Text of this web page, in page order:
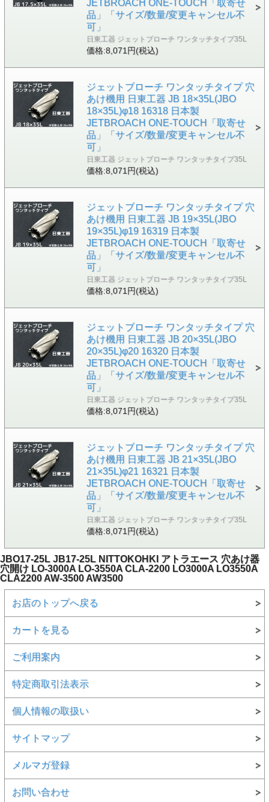
JETBROACH ONE-TOUCH「取寄せ
品」「サイズ/数量/変更キャンセル不
可」
日東工器 ジェットブローチ ワンタッチタイプ35L
価格:8,071円(税込)
ジェットブローチ ワンタッチタイプ 穴
あけ機用 日東工器 JB 18×35L(JBO
18×35L)φ18 16318 日本製
JETBROACH ONE-TOUCH「取寄せ
品」「サイズ/数量/変更キャンセル不
可」
日東工器 ジェットブローチ ワンタッチタイプ35L
価格:8,071円(税込)
ジェットブローチ ワンタッチタイプ 穴
あけ機用 日東工器 JB 19×35L(JBO
19×35L)φ19 16319 日本製
JETBROACH ONE-TOUCH「取寄せ
品」「サイズ/数量/変更キャンセル不
可」
日東工器 ジェットブローチ ワンタッチタイプ35L
価格:8,071円(税込)
ジェットブローチ ワンタッチタイプ 穴
あけ機用 日東工器 JB 20×35L(JBO
20×35L)φ20 16320 日本製
JETBROACH ONE-TOUCH「取寄せ
品」「サイズ/数量/変更キャンセル不
可」
日東工器 ジェットブローチ ワンタッチタイプ35L
価格:8,071円(税込)
ジェットブローチ ワンタッチタイプ 穴
あけ機用 日東工器 JB 21×35L(JBO
21×35L)φ21 16321 日本製
JETBROACH ONE-TOUCH「取寄せ
品」「サイズ/数量/変更キャンセル不
可」
日東工器 ジェットブローチ ワンタッチタイプ35L
価格:8,071円(税込)
JBO17-25L JB17-25L NITTOKOHKI アトラエース 穴あけ器
穴開け LO-3000A LO-3550A CLA-2200 LO3000A LO3550A
CLA2200 AW-3500 AW3500
お店のトップへ戻る
カートを見る
ご利用案内
特定商取引法表示
個人情報の取扱い
サイトマップ
メルマガ登録
お問い合わせ